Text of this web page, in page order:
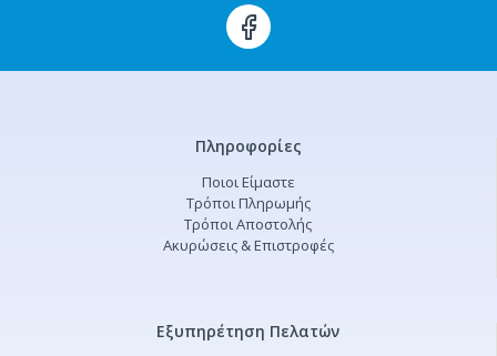
Πληροφορίες
Ποιοι Είμαστε
Τρόποι Πληρωμής
Τρόποι Αποστολής
Ακυρώσεις & Επιστροφές
Εξυπηρέτηση Πελατών